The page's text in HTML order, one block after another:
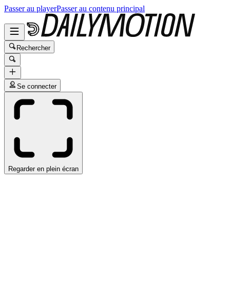
Passer au playerPasser au contenu principal
Rechercher
Se connecter
Regarder en plein écran